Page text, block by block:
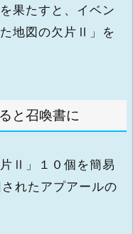
果たすと、イベン
地図の欠片Ⅱ」を
と召喚書に
片Ⅱ」１０個を簡易
れたアプアールの